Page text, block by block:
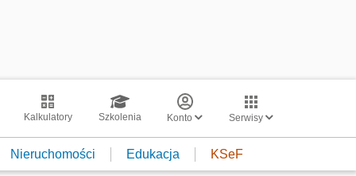
Kalkulatory Szkolenia Konto Serwisy
Nieruchomości Edukacja KSeF